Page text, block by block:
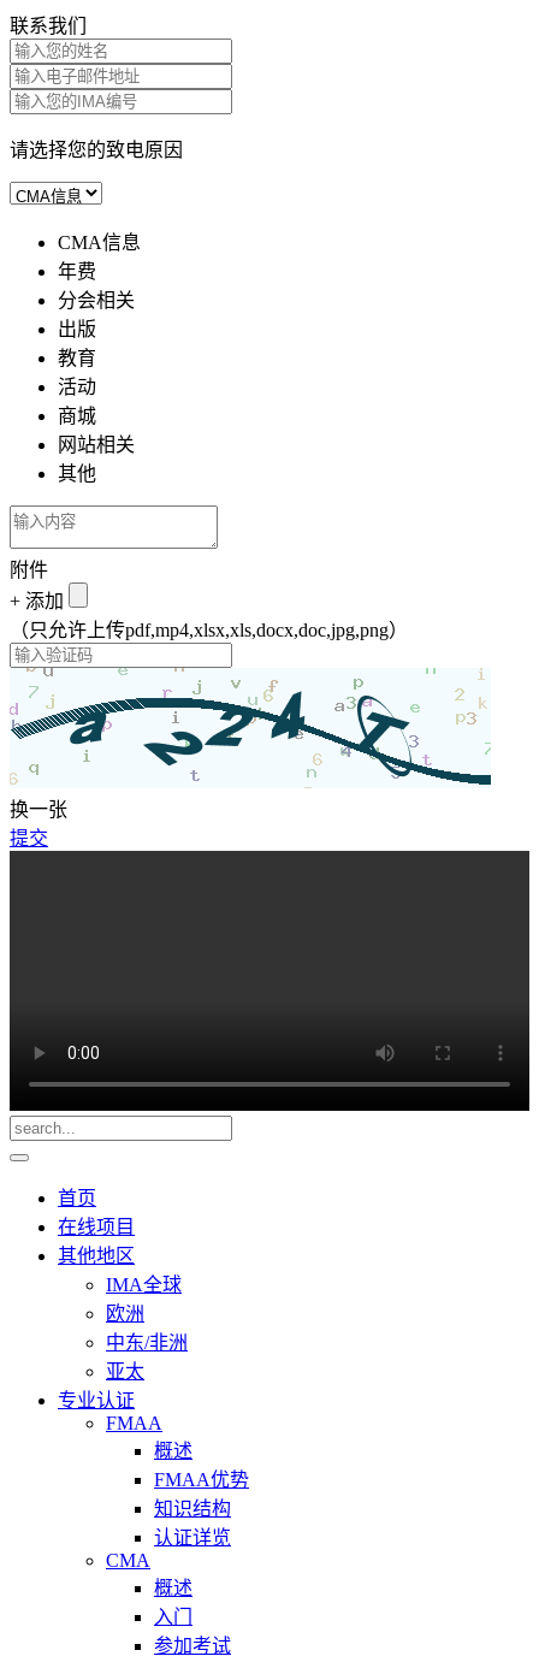
联系我们
请选择您的致电原因
CMA信息
年费
分会相关
出版
教育
活动
商城
网站相关
其他
附件
+ 添加
（只允许上传pdf,mp4,xlsx,xls,docx,doc,jpg,png）
换一张
提交
首页
在线项目
其他地区
IMA全球
欧洲
中东/非洲
亚太
专业认证
FMAA
概述
FMAA优势
知识结构
认证详览
CMA
概述
入门
参加考试